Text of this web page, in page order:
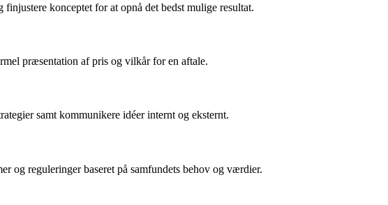
konceptet for at opnå det bedst mulige resultat.
præsentation af pris og vilkår for en aftale.
samt kommunikere idéer internt og eksternt.
og reguleringer baseret på samfundets behov og værdier.